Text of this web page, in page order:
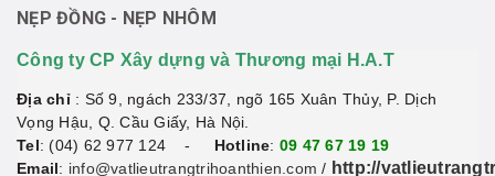
NẸP ĐỒNG - NẸP NHÔM
Công ty CP Xây dựng và Thương mại H.A.T
Địa chỉ : Số 9, ngách 233/37, ngõ 165 Xuân Thủy, P. Dịch
Vọng Hậu, Q. Cầu Giấy, Hà Nội.
Tel: (04) 62 977 124 - Hotline: 09 47 67 19 19
Email: info@vatlieutrangtrihoanthien.com / http://